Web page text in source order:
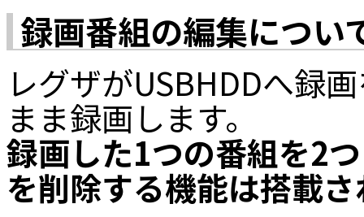
録画番組の編集につい
レグザがUSBHDDへ録
まま録画します。
録画した1つの番組を2
を削除する機能は搭載